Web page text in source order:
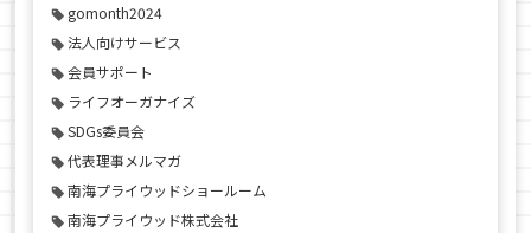
gomonth2024
法人向けサービス
会員サポート
ライフオーガナイズ
SDGs委員会
代表理事メルマガ
南海プライウッドショールーム
南海プライウッド株式会社